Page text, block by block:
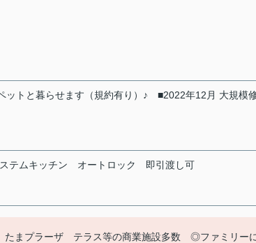
ットと暮らせます（規約有り）♪ ■2022年12月 大規模
テムキッチン オートロック 即引渡し可
たまプラーザ テラス等の商業施設多数 ◎ファミリーに